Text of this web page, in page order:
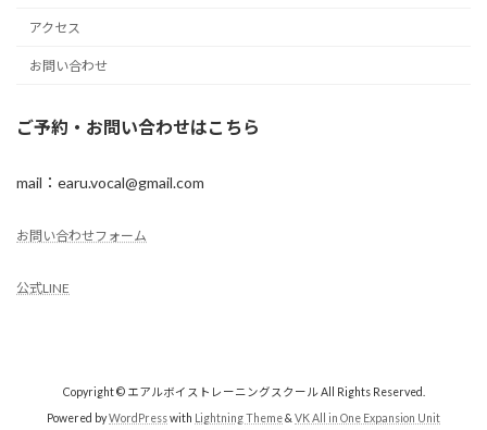
アクセス
お問い合わせ
ご予約・お問い合わせはこちら
mail：earu.vocal@gmail.com
お問い合わせフォーム
公式LINE
Copyright © エアルボイストレーニングスクール All Rights Reserved.
Powered byWordPresswith Lightning Theme& VK All in One Expansion Unit